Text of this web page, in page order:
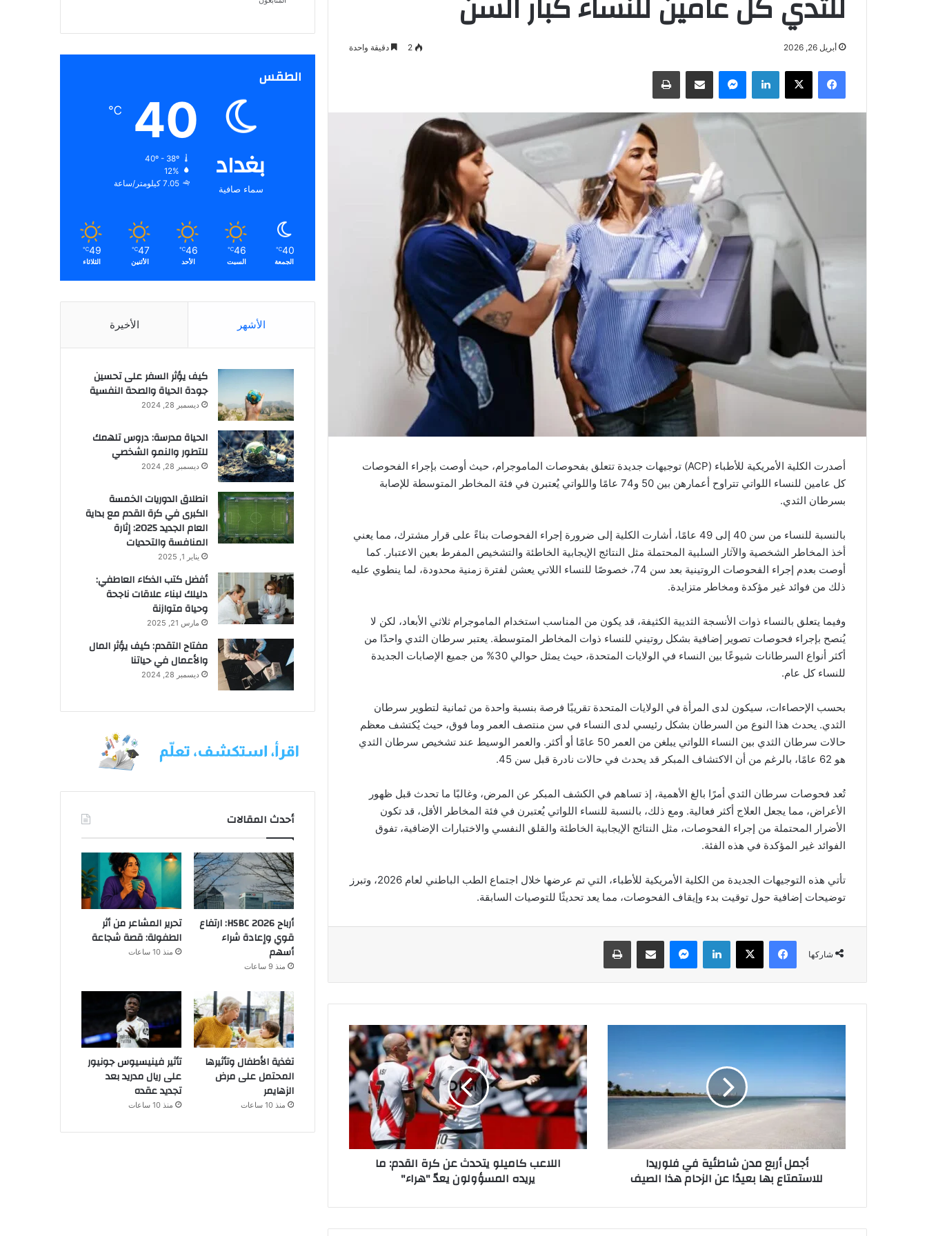
أبريل 26, 2026 2 دقيقة واحدة
فيسبوك لينكدإن
أصدرت الكلية الأمريكية للأطباء (ACP) توجيهات جديدة تتعلق بفحوصات الماموجرام، حيث أوصت بإجراء الفحوصات
كل عامين للنساء اللواتي تتراوح أعمارهن بين 50 و74 عامًا واللواتي يُعتبرن في فئة المخاطر المتوسطة للإصابة
بسرطان الثدي.
بالنسبة للنساء من سن 40 إلى 49 عامًا، أشارت الكلية إلى ضرورة إجراء الفحوصات بناءً على قرار مشترك، مما يعني
أخذ المخاطر الشخصية والآثار السلبية المحتملة مثل النتائج الإيجابية الخاطئة والتشخيص المفرط بعين الاعتبار. كما
أوصت بعدم إجراء الفحوصات الروتينية بعد سن 74، خصوصًا للنساء اللاتي يعشن لفترة زمنية محدودة، لما ينطوي عليه
ذلك من فوائد غير مؤكدة ومخاطر متزايدة.
وفيما يتعلق بالنساء ذوات الأنسجة الثديية الكثيفة، قد يكون من المناسب استخدام الماموجرام ثلاثي الأبعاد، لكن لا
يُنصح بإجراء فحوصات تصوير إضافية بشكل روتيني للنساء ذوات المخاطر المتوسطة. يعتبر سرطان الثدي واحدًا من
أكثر أنواع السرطانات شيوعًا بين النساء في الولايات المتحدة، حيث يمثل حوالي 30% من جميع الإصابات الجديدة
للنساء كل عام.
بحسب الإحصاءات، سيكون لدى المرأة في الولايات المتحدة تقريبًا فرصة بنسبة واحدة من ثمانية لتطوير سرطان
الثدي. يحدث هذا النوع من السرطان بشكل رئيسي لدى النساء في سن منتصف العمر وما فوق، حيث يُكتشف معظم
حالات سرطان الثدي بين النساء اللواتي يبلغن من العمر 50 عامًا أو أكثر. والعمر الوسيط عند تشخيص سرطان الثدي
هو 62 عامًا، بالرغم من أن الاكتشاف المبكر قد يحدث في حالات نادرة قبل سن 45.
تُعد فحوصات سرطان الثدي أمرًا بالغ الأهمية، إذ تساهم في الكشف المبكر عن المرض، وغالبًا ما تحدث قبل ظهور
الأعراض، مما يجعل العلاج أكثر فعالية. ومع ذلك، بالنسبة للنساء اللواتي يُعتبرن في فئة المخاطر الأقل، قد تكون
الأضرار المحتملة من إجراء الفحوصات، مثل النتائج الإيجابية الخاطئة والقلق النفسي والاختبارات الإضافية، تفوق
الفوائد غير المؤكدة في هذه الفئة.
تأتي هذه التوجيهات الجديدة من الكلية الأمريكية للأطباء، التي تم عرضها خلال اجتماع الطب الباطني لعام 2026، وتبرز
توضيحات إضافية حول توقيت بدء وإيقاف الفحوصات، مما يعد تحديثًا للتوصيات السابقة.
شاركها
فيسبوك لينكدإن
ر
م
ا
أجمل أربع مدن شاطئية في فلوريدا
للاستمتاع بها بعيدًا عن الزحام هذا الصيف
ا
ل
ل
ا
ع
ب
ك
ا
م
ي
اللاعب كاميلو يتحدث عن كرة القدم: ما
يريده المسؤولون يعدّ "هراء"
الطقس
بغداد
سماء صافية
40
℃
40º - 38º
12%
7.05 كيلومتر/ساعة
40
℃
الجمعة
46
℃
السبت
46
℃
الأحد
47
℃
الأثنين
49
℃
الثلاثاء
الأشهر الأخيرة
كيف يؤثر السفر على تحسين
جودة الحياة والصحة النفسية
ديسمبر 28, 2024
الحياة مدرسة: دروس تلهمك
للتطور والنمو الشخصي
ديسمبر 28, 2024
انطلاق الدوريات الخمسة
الكبرى في كرة القدم مع بداية
العام الجديد 2025: إثارة
المنافسة والتحديات
يناير 1, 2025
أفضل كتب الذكاء العاطفي:
دليلك لبناء علاقات ناجحة
وحياة متوازنة
مارس 21, 2025
مفتاح التقدم: كيف يؤثر المال
والأعمال في حياتنا
ديسمبر 28, 2024
أحدث المقالات
أرباح HSBC 2026: ارتفاع
قوي وإعادة شراء
أسهم
منذ 9 ساعات
تحرير المشاعر من أثر
الطفولة: قصة شجاعة
منذ 10 ساعات
تغذية الأطفال وتأثيرها
المحتمل على مرض
الزهايمر
منذ 10 ساعات
تأثير فينيسيوس جونيور
على ريال مدريد بعد
تجديد عقده
منذ 10 ساعات